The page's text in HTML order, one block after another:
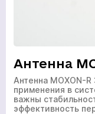
Антенна
Антенна MOXON-
применения в
важны
эффективность